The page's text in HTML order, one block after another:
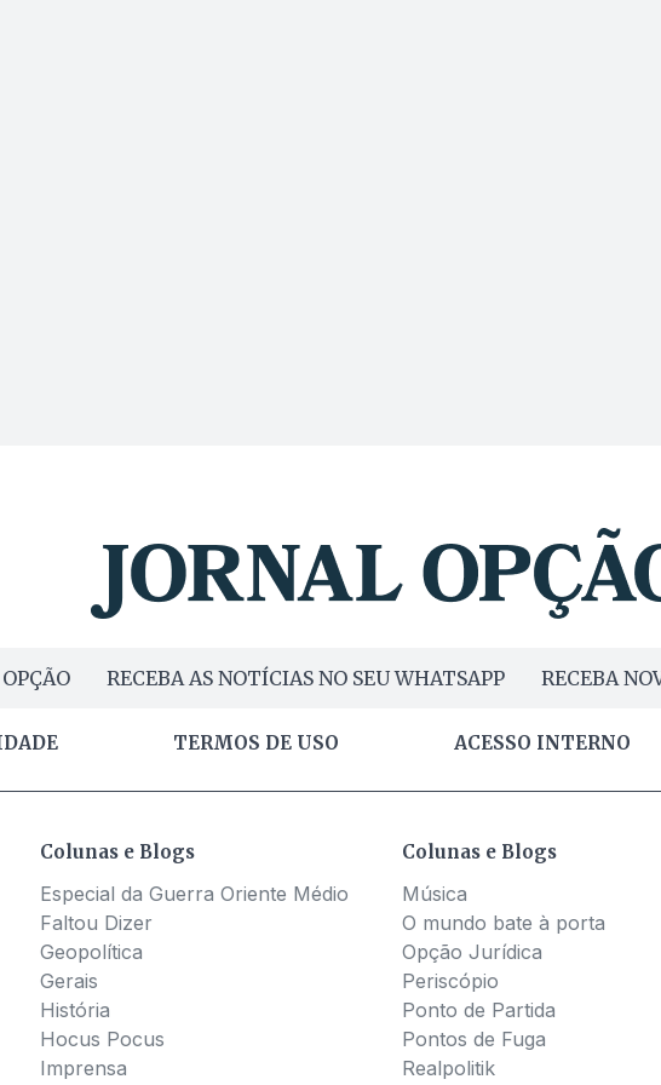
RECEBA AS NOTÍCIAS NO SEU WHATSAPP RECEBA
TERMOS DE USO ACESSO INTERNO
Colunas e Blogs
Especial da Guerra Oriente Médio
Faltou Dizer
Geopolítica
Gerais
História
Hocus Pocus
Imprensa
Colunas e Blogs
Música
O mundo bate à porta
Opção Jurídica
Periscópio
Ponto de Partida
Pontos de Fuga
Realpolitik